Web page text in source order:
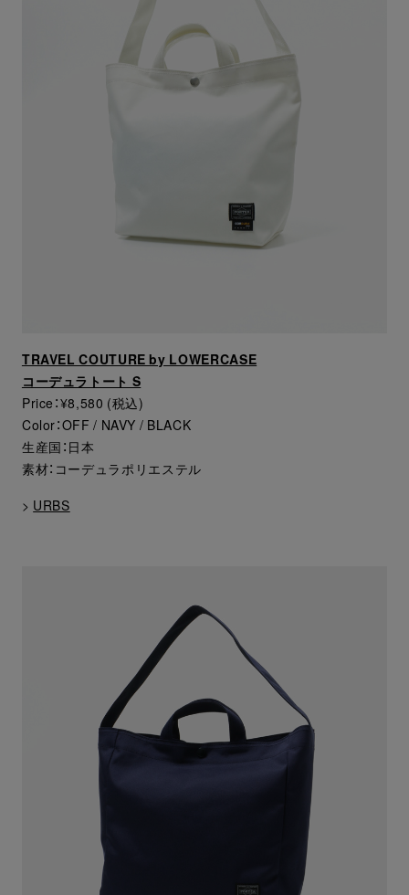
TRAVEL COUTURE by LOWERCASE
コーデュラトート S
Price：¥8,580 (税込)
Color：OFF / NAVY / BLACK
生産国：日本
素材：コーデュラポリエステル
> URBS